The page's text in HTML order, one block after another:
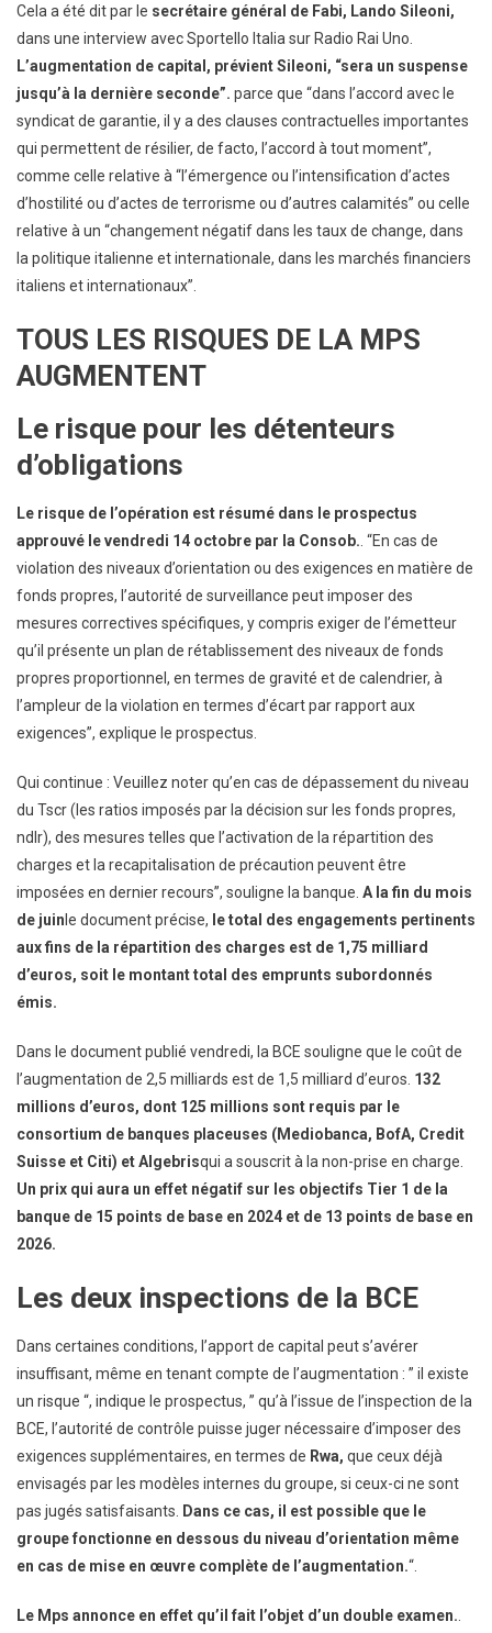
Cela a été dit par le secrétaire général de Fabi, Lando Sileoni,
dans une interview avec Sportello Italia sur Radio Rai Uno.
L’augmentation de capital, prévient Sileoni, “sera un suspense
jusqu’à la dernière seconde”. parce que “dans l’accord avec le
syndicat de garantie, il y a des clauses contractuelles importantes
qui permettent de résilier, de facto, l’accord à tout moment”,
comme celle relative à “l’émergence ou l’intensification d’actes
d’hostilité ou d’actes de terrorisme ou d’autres calamités” ou celle
relative à un “changement négatif dans les taux de change, dans
la politique italienne et internationale, dans les marchés financiers
italiens et internationaux”.
TOUS LES RISQUES DE LA MPS
AUGMENTENT
Le risque pour les détenteurs
d’obligations
Le risque de l’opération est résumé dans le prospectus
approuvé le vendredi 14 octobre par la Consob.. “En cas de
violation des niveaux d’orientation ou des exigences en matière de
fonds propres, l’autorité de surveillance peut imposer des
mesures correctives spécifiques, y compris exiger de l’émetteur
qu’il présente un plan de rétablissement des niveaux de fonds
propres proportionnel, en termes de gravité et de calendrier, à
l’ampleur de la violation en termes d’écart par rapport aux
exigences”, explique le prospectus.
Qui continue : Veuillez noter qu’en cas de dépassement du niveau
du Tscr (les ratios imposés par la décision sur les fonds propres,
ndlr), des mesures telles que l’activation de la répartition des
charges et la recapitalisation de précaution peuvent être
imposées en dernier recours”, souligne la banque. A la fin du mois
de juin le document précise, le total des engagements pertinents
aux fins de la répartition des charges est de 1,75 milliard
d’euros, soit le montant total des emprunts subordonnés
émis.
Dans le document publié vendredi, la BCE souligne que le coût de
l’augmentation de 2,5 milliards est de 1,5 milliard d’euros. 132
millions d’euros, dont 125 millions sont requis par le
consortium de banques placeuses (Mediobanca, BofA, Credit
Suisse et Citi) et Algebrisqui a souscrit à la non-prise en charge.
Un prix qui aura un effet négatif sur les objectifs Tier 1 de la
banque de 15 points de base en 2024 et de 13 points de base en
2026.
Les deux inspections de la BCE
Dans certaines conditions, l’apport de capital peut s’avérer
insuffisant, même en tenant compte de l’augmentation : ” il existe
un risque “, indique le prospectus, ” qu’à l’issue de l’inspection de la
BCE, l’autorité de contrôle puisse juger nécessaire d’imposer des
exigences supplémentaires, en termes de Rwa, que ceux déjà
envisagés par les modèles internes du groupe, si ceux-ci ne sont
pas jugés satisfaisants. Dans ce cas, il est possible que le
groupe fonctionne en dessous du niveau d’orientation même
en cas de mise en œuvre complète de l’augmentation.“.
Le Mps annonce en effet qu’il fait l’objet d’un double examen..